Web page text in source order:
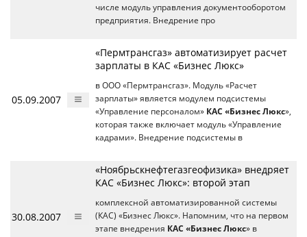
числе модуль управления документооборотом
предприятия. Внедрение про
05.09.2007
«Пермтрансгаз» автоматизирует расчет
зарплаты в КАС «Бизнес Люкс»
в ООО «Пермтрансгаз». Модуль «Расчет
зарплаты» является модулем подсистемы
«Управление персоналом» КАС «Бизнес Люкс»,
которая также включает модуль «Управление
кадрами». Внедрение подсистемы в
30.08.2007
«Ноябрьскнефтегазгеофизика» внедряет
КАС «Бизнес Люкс»: второй этап
комплексной автоматизированной системы
(КАС) «Бизнес Люкс». Напомним, что на первом
этапе внедрения КАС «Бизнес Люкс» в